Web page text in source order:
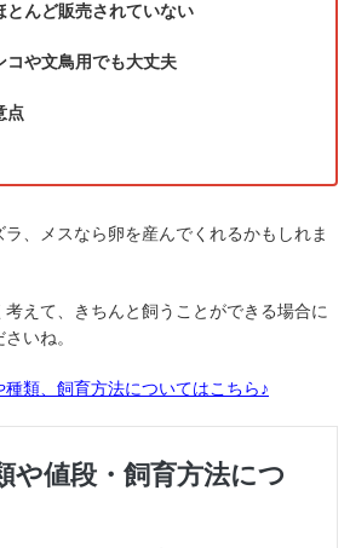
んど販売されていない
や文鳥用でも大丈夫
点
、メスなら卵を産んでくれるかもしれま
えて、きちんと飼うことができる場合に
いね。
種類、飼育方法についてはこちら♪